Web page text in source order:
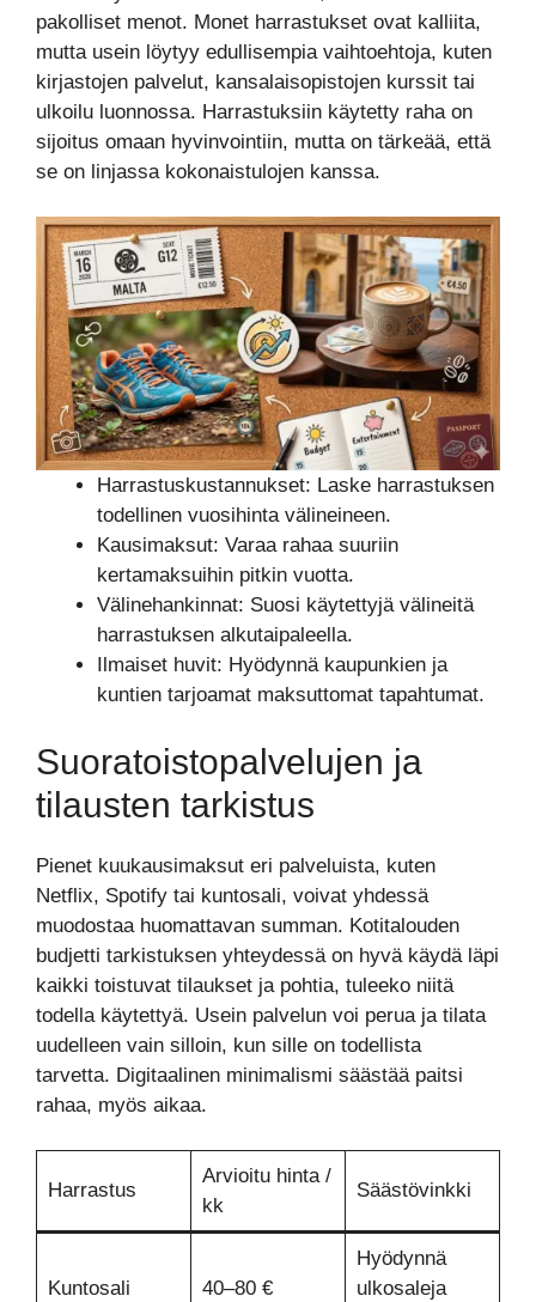
pakolliset menot. Monet harrastukset ovat kalliita,
mutta usein löytyy edullisempia vaihtoehtoja, kuten
kirjastojen palvelut, kansalaisopistojen kurssit tai
ulkoilu luonnossa. Harrastuksiin käytetty raha on
sijoitus omaan hyvinvointiin, mutta on tärkeää, että
se on linjassa kokonaistulojen kanssa.
Harrastuskustannukset: Laske harrastuksen
todellinen vuosihinta välineineen.
Kausimaksut: Varaa rahaa suuriin
kertamaksuihin pitkin vuotta.
Välinehankinnat: Suosi käytettyjä välineitä
harrastuksen alkutaipaleella.
Ilmaiset huvit: Hyödynnä kaupunkien ja
kuntien tarjoamat maksuttomat tapahtumat.
Suoratoistopalvelujen ja
tilausten tarkistus
Pienet kuukausimaksut eri palveluista, kuten
Netflix, Spotify tai kuntosali, voivat yhdessä
muodostaa huomattavan summan. Kotitalouden
budjetti tarkistuksen yhteydessä on hyvä käydä läpi
kaikki toistuvat tilaukset ja pohtia, tuleeko niitä
todella käytettyä. Usein palvelun voi perua ja tilata
uudelleen vain silloin, kun sille on todellista
tarvetta. Digitaalinen minimalismi säästää paitsi
rahaa, myös aikaa.
Harrastus
Arvioitu hinta /
kk
Säästövinkki
Kuntosali 40–80 €
Hyödynnä
ulkosaleja